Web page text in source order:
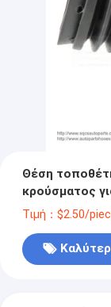
Θέση
κρούσματος
Τιμή：$2.50/